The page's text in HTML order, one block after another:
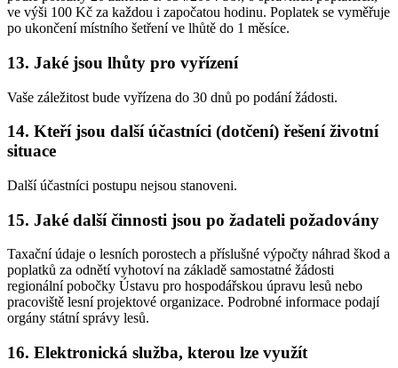
ve výši 100 Kč za každou i započatou hodinu. Poplatek se vyměřuje
po ukončení místního šetření ve lhůtě do 1 měsíce.
13. Jaké jsou lhůty pro vyřízení
Vaše záležitost bude vyřízena do 30 dnů po podání žádosti.
14. Kteří jsou další účastníci (dotčení) řešení životní
situace
Další účastníci postupu nejsou stanoveni.
15. Jaké další činnosti jsou po žadateli požadovány
Taxační údaje o lesních porostech a příslušné výpočty náhrad škod a
poplatků za odnětí vyhotoví na základě samostatné žádosti
regionální pobočky Ústavu pro hospodářskou úpravu lesů nebo
pracoviště lesní projektové organizace. Podrobné informace podají
orgány státní správy lesů.
16. Elektronická služba, kterou lze využít